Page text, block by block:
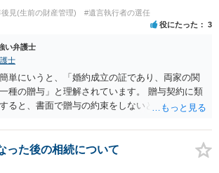
見(生前の財産管理) #遺言執行者の選任
役にたった 3
い弁護士
士
単にいうと、「婚約成立の証であり、両家の関
種の贈与」と理解されています。 贈与契約に類
ると、書面で贈与の約束をしないと相手方は支
ぐれも今後お気をつけください。 弁護士に対応
はありませんが、感情的な理由が強いと思いま
った後の相続について